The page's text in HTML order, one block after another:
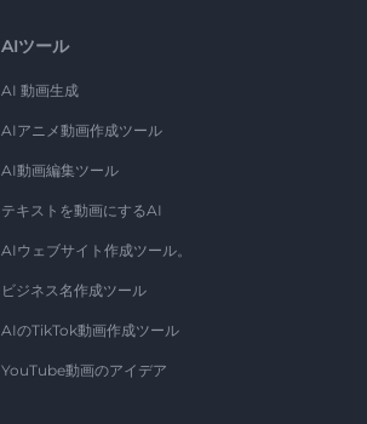
AIツール
AI 動画生成
AIアニメ動画作成ツール
AI動画編集ツール
テキストを動画にするAI
AIウェブサイト作成ツール。
ビジネス名作成ツール
AIのTikTok動画作成ツール
YouTube動画のアイデア